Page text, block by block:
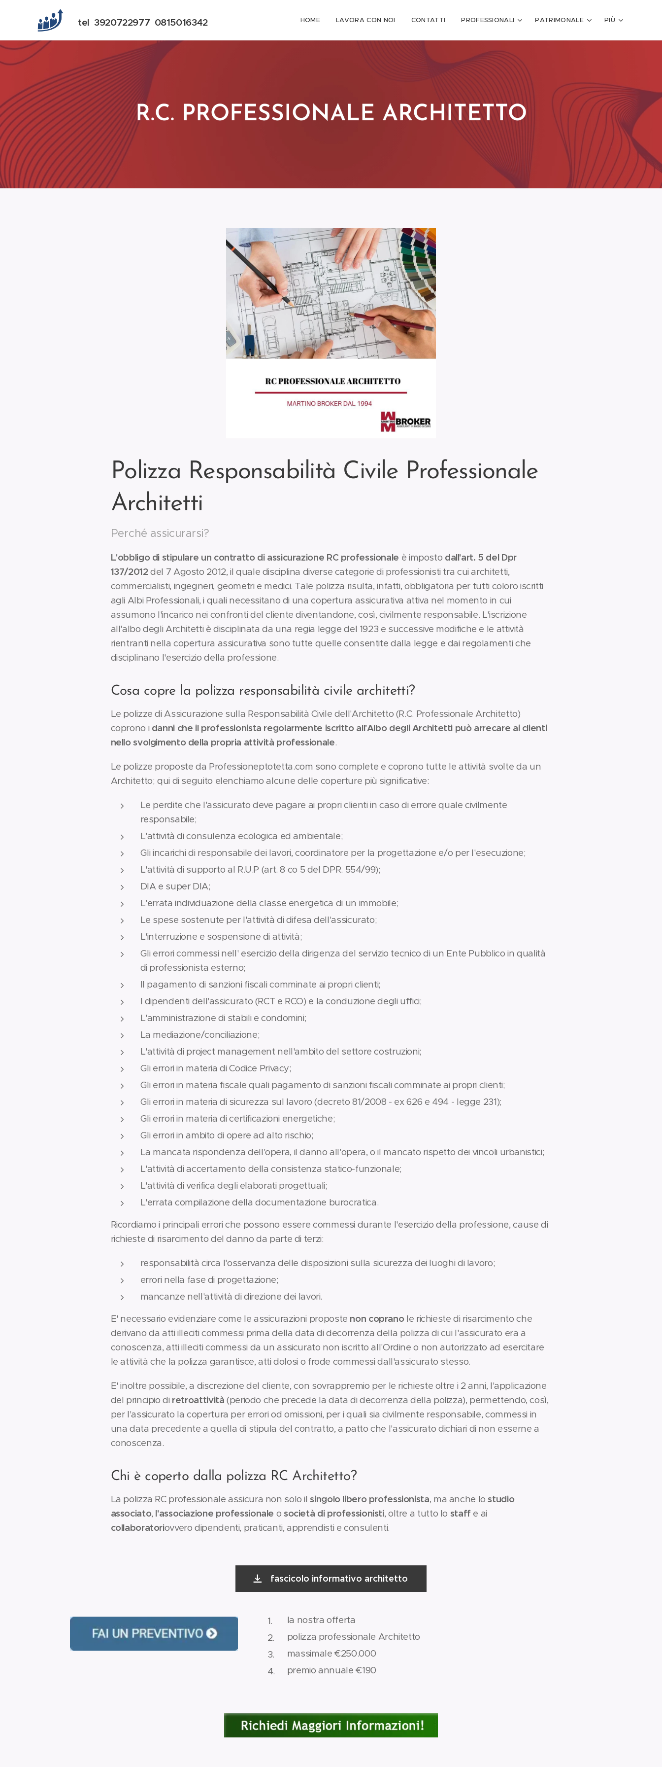
tel 3920722977 0815016342 HOME LAVORA CON NOI CONTATTI PROFESSIONALI PATRIMONALE PIÙ
R.C. PROFESSIONALE ARCHITETTO
Polizza Responsabilità Civile Professionale
Architetti
Perché assicurarsi?
L'obbligo di stipulare un contratto di assicurazione RC professionale è imposto dall'art. 5 del Dpr
137/2012del 7 Agosto 2012, il quale disciplina diverse categorie di professionisti tra cui architetti,
commercialisti, ingegneri, geometri e medici. Tale polizza risulta, infatti, obbligatoria per tutti coloro iscritti
agli Albi Professionali, i quali necessitano di una copertura assicurativa attiva nel momento in cui
assumono l'incarico nei confronti del cliente diventandone, così, civilmente responsabile. L'iscrizione
all'albo degli Architetti è disciplinata da una regia legge del 1923 e successive modifiche e le attività
rientranti nella copertura assicurativa sono tutte quelle consentite dalla legge e dai regolamenti che
disciplinano l'esercizio della professione.
Cosa copre la polizza responsabilità civile architetti?
Le polizze di Assicurazione sulla Responsabilità Civile dell'Architetto (R.C. Professionale Architetto)
coprono i danni che il professionista regolarmente iscritto all'Albo degli Architetti può arrecare ai clienti
nello svolgimento della propria attività professionale.
Le polizze proposte da Professioneptotetta.com sono complete e coprono tutte le attività svolte da un
Architetto; qui di seguito elenchiamo alcune delle coperture più significative:
Le perdite che l'assicurato deve pagare ai propri clienti in caso di errore quale civilmente
responsabile;
L'attività di consulenza ecologica ed ambientale;
Gli incarichi di responsabile dei lavori, coordinatore per la progettazione e/o per l'esecuzione;
L'attività di supporto al R.U.P (art. 8 co 5 del DPR. 554/99);
DIA e super DIA;
L'errata individuazione della classe energetica di un immobile;
Le spese sostenute per l'attività di difesa dell'assicurato;
L'interruzione e sospensione di attività;
Gli errori commessi nell' esercizio della dirigenza del servizio tecnico di un Ente Pubblico in qualità
di professionista esterno;
Il pagamento di sanzioni fiscali comminate ai propri clienti;
I dipendenti dell'assicurato (RCT e RCO) e la conduzione degli uffici;
L'amministrazione di stabili e condomini;
La mediazione/conciliazione;
L'attività di project management nell'ambito del settore costruzioni;
Gli errori in materia di Codice Privacy;
Gli errori in materia fiscale quali pagamento di sanzioni fiscali comminate ai propri clienti;
Gli errori in materia di sicurezza sul lavoro (decreto 81/2008 - ex 626 e 494 - legge 231);
Gli errori in materia di certificazioni energetiche;
Gli errori in ambito di opere ad alto rischio;
La mancata rispondenza dell'opera, il danno all'opera, o il mancato rispetto dei vincoli urbanistici;
L'attività di accertamento della consistenza statico-funzionale;
L'attività di verifica degli elaborati progettuali;
L'errata compilazione della documentazione burocratica.
Ricordiamo i principali errori che possono essere commessi durante l'esercizio della professione, cause di
richieste di risarcimento del danno da parte di terzi:
responsabilità circa l'osservanza delle disposizioni sulla sicurezza dei luoghi di lavoro;
errori nella fase di progettazione;
mancanze nell'attività di direzione dei lavori.
E' necessario evidenziare come le assicurazioni proposte non coprano le richieste di risarcimento che
derivano da atti illeciti commessi prima della data di decorrenza della polizza di cui l'assicurato era a
conoscenza, atti illeciti commessi da un assicurato non iscritto all'Ordine o non autorizzato ad esercitare
le attività che la polizza garantisce, atti dolosi o frode commessi dall'assicurato stesso.
E' inoltre possibile, a discrezione del cliente, con sovrappremio per le richieste oltre i 2 anni, l'applicazione
del principio di retroattività (periodo che precede la data di decorrenza della polizza), permettendo, così,
per l'assicurato la copertura per errori od omissioni, per i quali sia civilmente responsabile, commessi in
una data precedente a quella di stipula del contratto, a patto che l'assicurato dichiari di non esserne a
conoscenza.
Chi è coperto dalla polizza RC Architetto?
La polizza RC professionale assicura non solo ilsingolo libero professionista, ma anche lostudio
associato, l'associazione professionale o società di professionisti, oltre a tutto lo staffe ai
collaboratoriovvero dipendenti, praticanti, apprendisti e consulenti.
fascicolo informativo architetto
la nostra offerta
polizza professionale Architetto
massimale €250.000
premio annuale €190